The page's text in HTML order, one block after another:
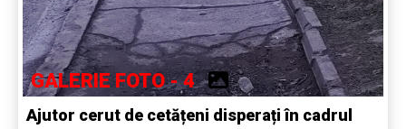
GALERIE FOTO - 4
Ajutor cerut de cetățeni disperați în cadrul